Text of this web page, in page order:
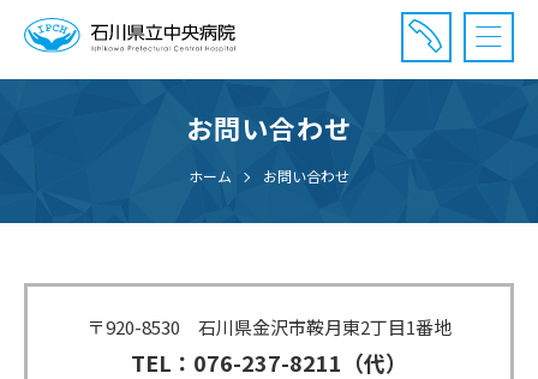
診療受付時間：午前8時20分〜午前11時20分まで
休診⽇： 土曜、日曜、祝日、年末年始
お問い合わせ
ホーム お問い合わせ
〒920-8530 石川県金沢市鞍月東2丁目1番地
TEL：076-237-8211（代）